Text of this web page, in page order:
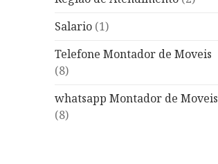
Salario (1)
Telefone Montador de Moveis
(8)
whatsapp Montador de Moveis
(8)